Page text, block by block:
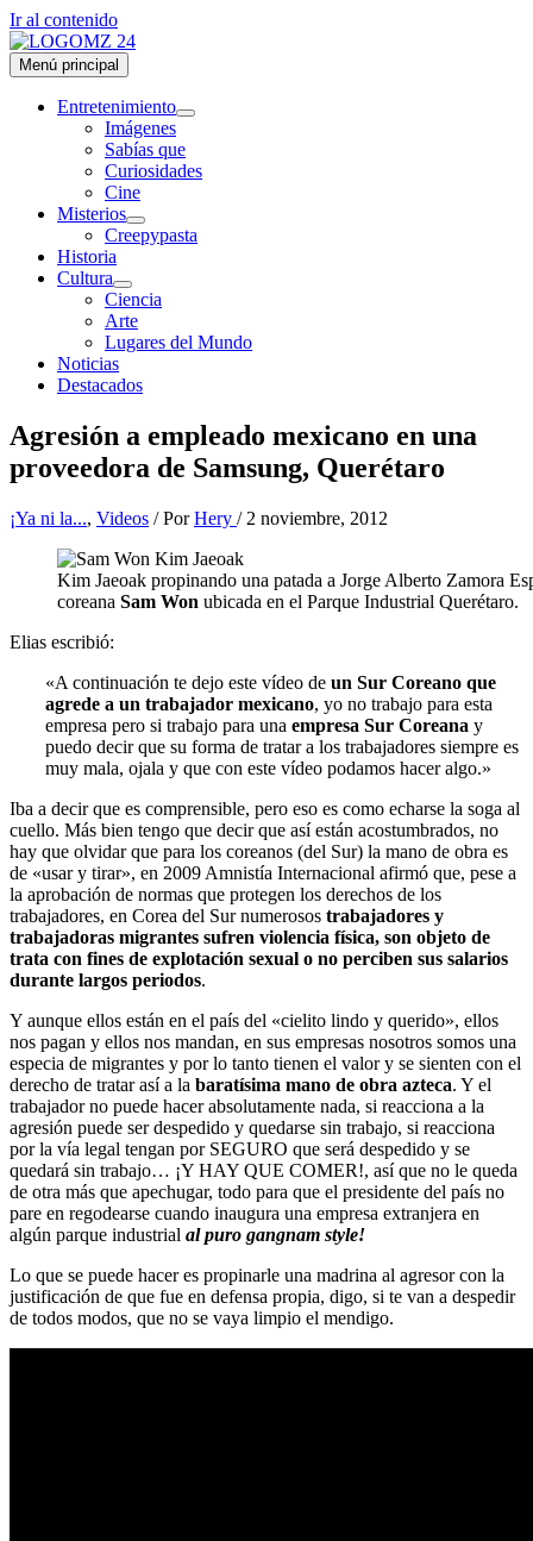
Ir al contenido
Menú principal
Entretenimiento
Imágenes
Sabías que
Curiosidades
Cine
Misterios
Creepypasta
Historia
Cultura
Ciencia
Arte
Lugares del Mundo
Noticias
Destacados
Agresión a empleado mexicano en una
proveedora de Samsung, Querétaro
¡Ya ni la..., Videos / PorHery / 2 noviembre, 2012
Kim Jaeoak propinando una patada a Jorge Alberto Zamora
coreana Sam Won ubicada en el Parque Industrial Querétaro.
Elias escribió:
«A continuación te dejo este vídeo de un Sur Coreano que
agrede a un trabajador mexicano, yo no trabajo para esta
empresa pero si trabajo para una empresa Sur Coreana y
puedo decir que su forma de tratar a los trabajadores siempre es
muy mala, ojala y que con este vídeo podamos hacer algo.»
Iba a decir que es comprensible, pero eso es como echarse la soga al
cuello. Más bien tengo que decir que así están acostumbrados, no
hay que olvidar que para los coreanos (del Sur) la mano de obra es
de «usar y tirar», en 2009 Amnistía Internacional afirmó que, pese a
la aprobación de normas que protegen los derechos de los
trabajadores, en Corea del Sur numerosos trabajadores y
trabajadoras migrantes sufren violencia física, son objeto de
trata con fines de explotación sexual o no perciben sus salarios
durante largos periodos.
Y aunque ellos están en el país del «cielito lindo y querido», ellos
nos pagan y ellos nos mandan, en sus empresas nosotros somos una
especia de migrantes y por lo tanto tienen el valor y se sienten con el
derecho de tratar así a la baratísima mano de obra azteca. Y el
trabajador no puede hacer absolutamente nada, si reacciona a la
agresión puede ser despedido y quedarse sin trabajo, si reacciona
por la vía legal tengan por SEGURO que será despedido y se
quedará sin trabajo… ¡Y HAY QUE COMER!, así que no le queda
de otra más que apechugar, todo para que el presidente del país no
pare en regodearse cuando inaugura una empresa extranjera en
algún parque industrial al puro gangnam style!
Lo que se puede hacer es propinarle una madrina al agresor con la
justificación de que fue en defensa propia, digo, si te van a despedir
de todos modos, que no se vaya limpio el mendigo.